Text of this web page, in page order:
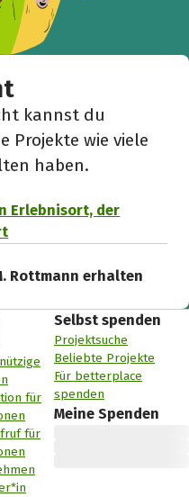
kannst du
Projekte wie viele
haben.
Erlebnisort, der
Rottmann erhalten
für
für
Selbst spenden
Projektsuche
Beliebte Projekte
Für betterplace
spenden
Meine Spenden